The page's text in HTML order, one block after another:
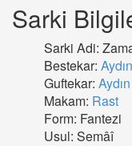
Sarki
Sarki Adi:
Bestekar:
Guftekar:
Makam: Rast
Form: Fantezi
Usul: Semâî